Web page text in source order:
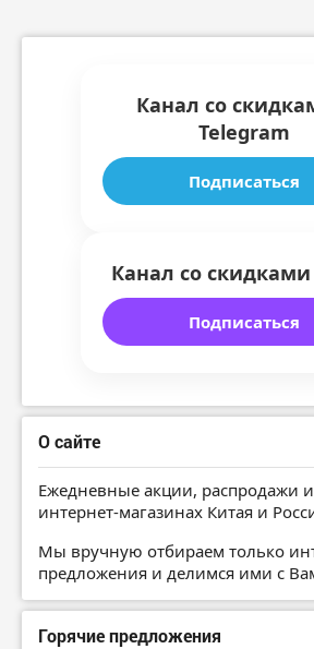
Канал со
Telegram
Подписаться
Канал со скидками
Подписаться
О сайте
Ежедневные акции, распродажи
интернет-магазинах Китая и
Мы вручную отбираем только
предложения и делимся ими с
Горячие предложения